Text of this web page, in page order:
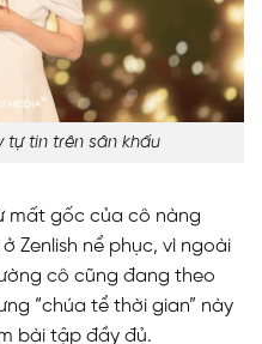
tự tin trên sân khấu
mất gốc của cô nàng
Zenlish nể phục, vì ngoài
cô cũng đang theo
“chúa tể thời gian” này
bài tập đầy đủ.